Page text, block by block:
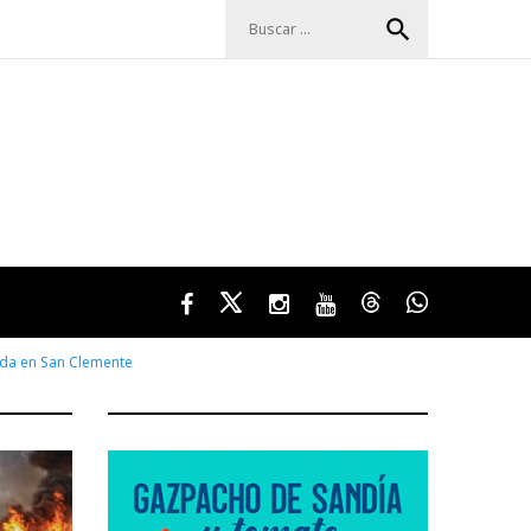
search
FacebookTwitterInstagramYoutubeThreadsWhatsApp
en San Clemente